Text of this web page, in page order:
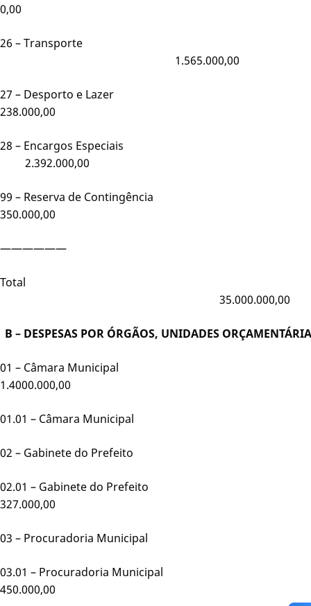
0,00
26 – Transporte
1.565.000,00
27 – Desporto e Lazer
238.000,00
28 – Encargos Especiais
2.392.000,00
99 – Reserva de Contingência
350.000,00
——————
Total
35.000.000,00
B – DESPESAS POR ÓRGÃOS, UNIDADES
01 – Câmara Municipal
1.4000.000,00
01.01 – Câmara Municipal
02 – Gabinete do Prefeito
02.01 – Gabinete do Prefeito
327.000,00
03 – Procuradoria Municipal
03.01 – Procuradoria Municipal
450.000,00